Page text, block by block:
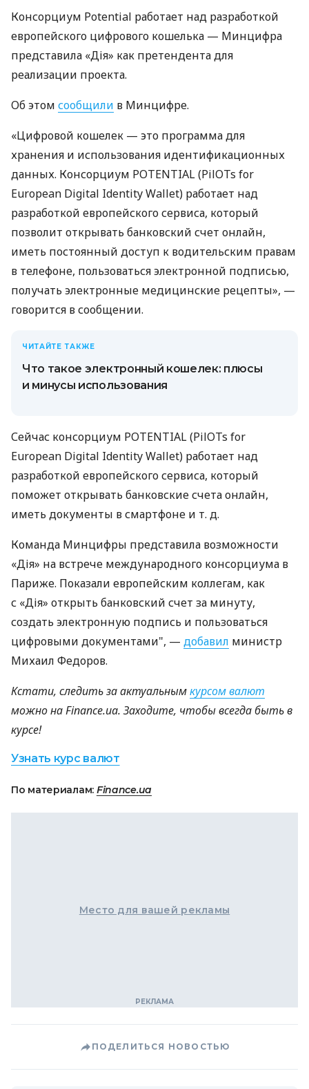
Консорциум Potential работает над разработкой
европейского цифрового кошелька — Минцифра
представила «Дія» как претендента для
реализации проекта.
Об этом сообщили в Минцифре.
«Цифровой кошелек — это программа для
хранения и использования идентификационных
данных. Консорциум POTENTIAL (PilOTs for
European Digital Identity Wallet) работает над
разработкой европейского сервиса, который
позволит открывать банковский счет онлайн,
иметь постоянный доступ к водительским правам
в телефоне, пользоваться электронной подписью,
получать электронные медицинские рецепты», —
говорится в сообщении.
ЧИТАЙТЕ ТАКЖЕ
Что такое электронный кошелек: плюсы
и минусы использования
Сейчас консорциум POTENTIAL (PilOTs for
European Digital Identity Wallet) работает над
разработкой европейского сервиса, который
поможет открывать банковские счета онлайн,
иметь документы в смартфоне и т. д.
Команда Минцифры представила возможности
«Дія» на встрече международного консорциума в
Париже. Показали европейским коллегам, как
с «Дія» открыть банковский счет за минуту,
создать электронную подпись и пользоваться
цифровыми документами", — добавил министр
Михаил Федоров.
Кстати, следить за актуальнымкурсом валют
можно на Finance.ua. Заходите, чтобы всегда быть в
курсе!
Узнать курс валют
По материалам: Finance.ua
Место для вашей рекламы
ПОДЕЛИТЬСЯ НОВОСТЬЮ